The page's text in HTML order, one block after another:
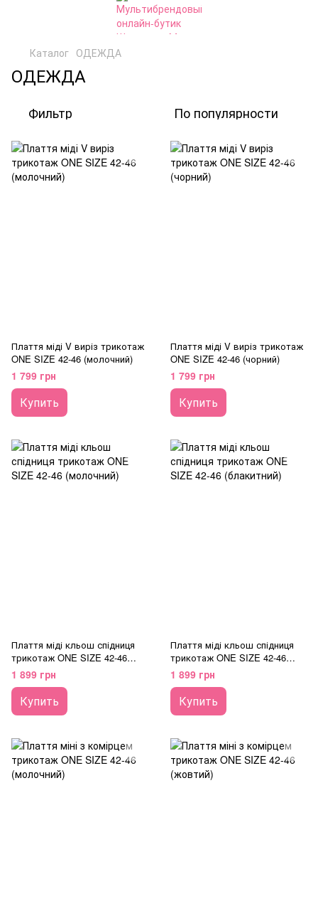
Каталог ОДЕЖДА
ОДЕЖДА
Фильтр По популярности
Плаття міді V виріз трикотаж
ONE SIZE 42-46 (молочний)
1 799 грн
Купить
Плаття міді V виріз трикотаж
ONE SIZE 42-46 (чорний)
1 799 грн
Купить
Плаття міді кльош спідниця
трикотаж ONE SIZE 42-46
(молочний)
1 899 грн
Купить
Плаття міді кльош спідниця
трикотаж ONE SIZE 42-46
(блакитний)
1 899 грн
Купить